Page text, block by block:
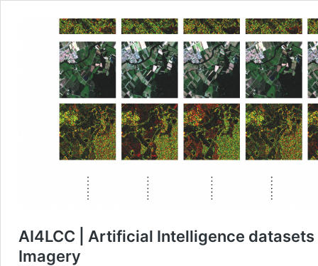
AI4LCC | Artificial Intelligence
Imagery